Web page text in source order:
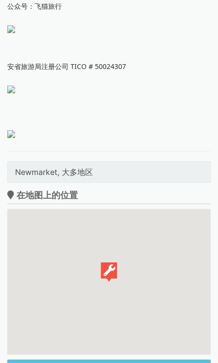
公众号：飞猫旅行
安省旅游局注册公司 TICO # 50024307
Newmarket, 大多地区
在地图上的位置